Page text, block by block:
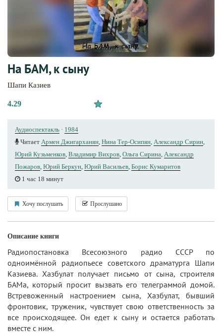
На БАМ, к сыну
Шапи Казиев
4.29
Аудиоспектакль · 1984
Читает Армен Джигарханян, Нина Тер-Осипян, Александр Сирин,
Юрий Кузьменков, Владимир Вихров, Ольга Сирина, Александр
Пожаров, Юрий Беркун, Юрий Васильев, Борис Кумаритов
1 час 18 минут
Хочу послушать Прослушано
Описание книги
Радиопостановка Всесоюзного радио СССР по
одноимённой радиопьесе советского драматурга Шапи
Казиева. Хазбулат получает письмо от сына, строителя
БАМа, который просит вызвать его телеграммой домой.
Встревоженный настроением сына, Хазбулат, бывший
фронтовик, труженик, чувствует свою ответственность за
все происходящее. Он едет к сыну и остается работать
вместе с ним.